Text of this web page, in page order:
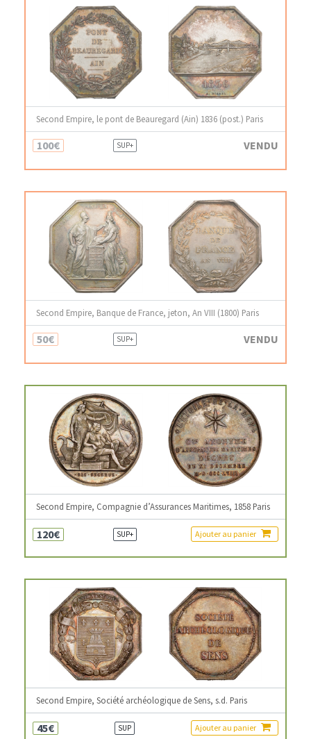
Second Empire, le pont de Beauregard (Ain) 1836 (post.) Paris
100€ SUP+ VENDU
Second Empire, Banque de France, jeton, An VIII (1800) Paris
50€ SUP+ VENDU
Second Empire, Compagnie d’Assurances Maritimes, 1858 Paris
120€ SUP+ Ajouter au panier
Second Empire, Société archéologique de Sens, s.d. Paris
45€ SUP Ajouter au panier